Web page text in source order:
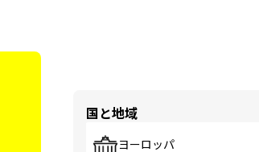
国と地域
ヨーロッパ